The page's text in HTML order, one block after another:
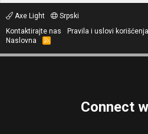
Axe Light
Srpski
Kontaktirajte nas
Pravila i uslovi korišćenja
Naslovna
R
S
Connect